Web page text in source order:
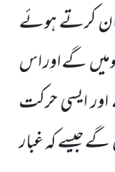
کرتے ہوئے
گے اور اس
ایسی حرکت
جیسے کہ غبار